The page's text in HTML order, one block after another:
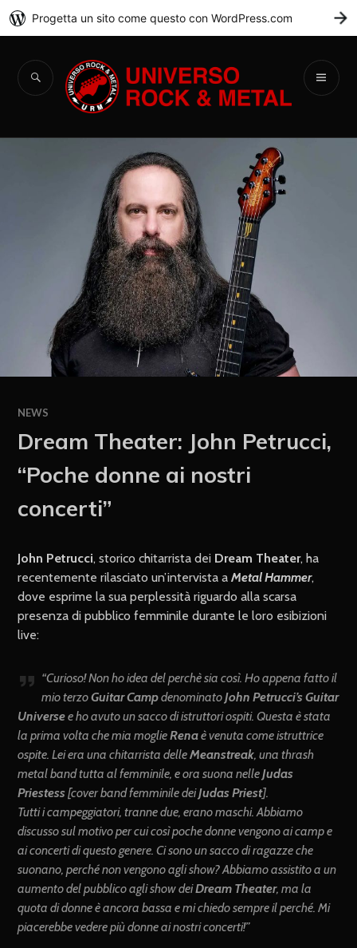
Universo Rock &
Metal
NEWS
Dream Theater: John Petrucci,
“Poche donne ai nostri
concerti”
John Petrucci, storico chitarrista dei Dream Theater, ha
recentemente rilasciato un’intervista aMetal Hammer,
dove esprime la sua perplessità riguardo alla scarsa
presenza di pubblico femminile durante le loro esibizioni
live:
“Curioso! Non ho idea del perchè sia così. Ho appena fatto il
mio terzoGuitar CampdenominatoJohn Petrucci’s Guitar
Universee ho avuto un sacco di istruttori ospiti. Questa è stata
la prima volta che mia moglieRenaè venuta come istruttrice
ospite. Lei era una chitarrista delleMeanstreak, una thrash
metal band tutta al femminile, e ora suona nelleJudas
Priestess [cover band femminile deiJudas Priest].
Tutti i campeggiatori, tranne due, erano maschi. Abbiamo
discusso sul motivo per cui così poche donne vengono ai camp e
ai concerti di questo genere. Ci sono un sacco di ragazze che
suonano, perché non vengono agli show? Abbiamo assistito a un
aumento del pubblico agli show deiDream Theater, ma la
quota di donne è ancora bassa e mi chiedo sempre il perché. Mi
piacerebbe vedere più donne ai nostri concerti!”
Progetta un sito come questo con WordPress.com